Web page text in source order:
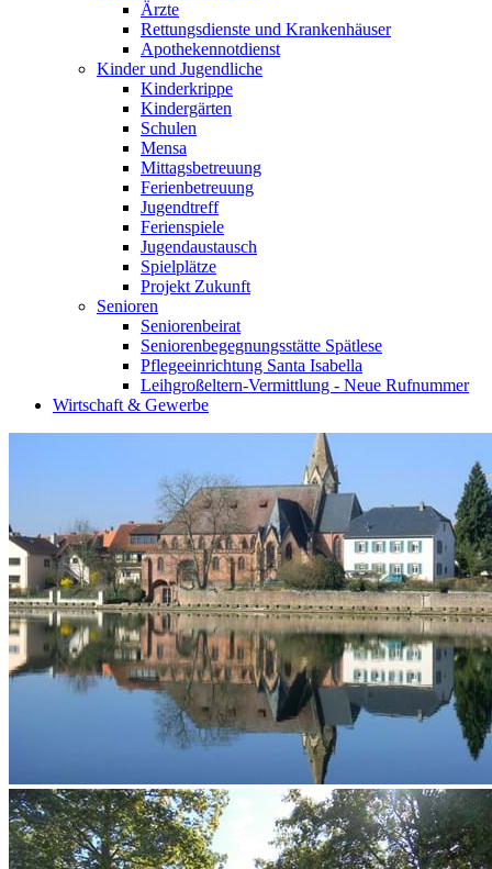
Ärzte
Rettungsdienste und Krankenhäuser
Apothekennotdienst
Kinder und Jugendliche
Kinderkrippe
Kindergärten
Schulen
Mensa
Mittagsbetreuung
Ferienbetreuung
Jugendtreff
Ferienspiele
Jugendaustausch
Spielplätze
Projekt Zukunft
Senioren
Seniorenbeirat
Seniorenbegegnungsstätte Spätlese
Pflegeeinrichtung Santa Isabella
Leihgroßeltern-Vermittlung - Neue Rufnummer
Wirtschaft & Gewerbe